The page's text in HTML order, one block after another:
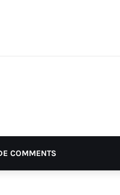
COMMENTS